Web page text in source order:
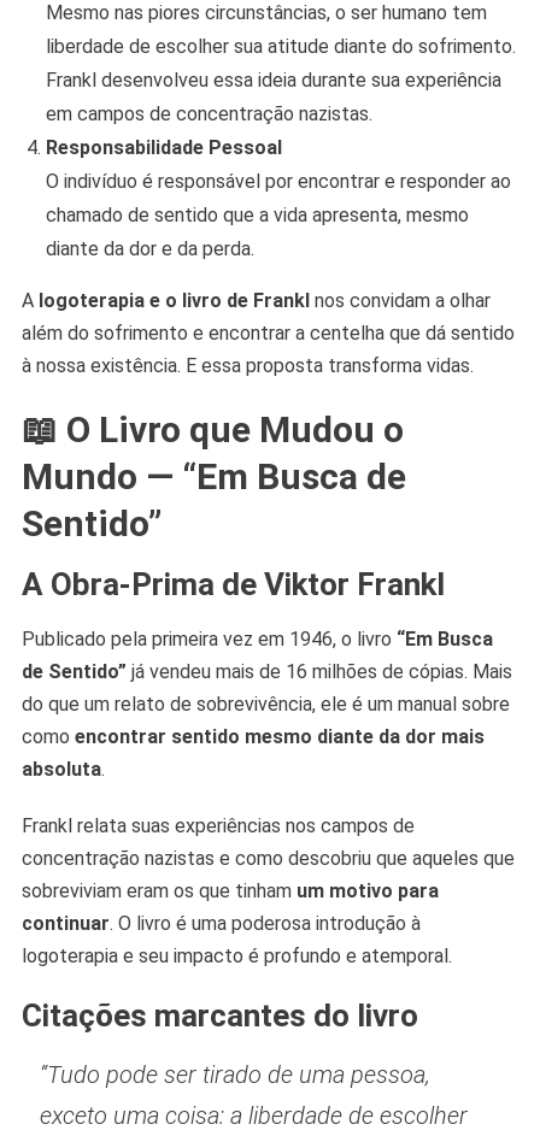
Mesmo nas piores circunstâncias, o ser humano tem
liberdade de escolher sua atitude diante do sofrimento.
Frankl desenvolveu essa ideia durante sua experiência
em campos de concentração nazistas.
Responsabilidade Pessoal
O indivíduo é responsável por encontrar e responder ao
chamado de sentido que a vida apresenta, mesmo
diante da dor e da perda.
A logoterapia e o livro de Frankl nos convidam a olhar
além do sofrimento e encontrar a centelha que dá sentido
à nossa existência. E essa proposta transforma vidas.
📖 O Livro que Mudou o
Mundo — “Em Busca de
Sentido”
A Obra-Prima de Viktor Frankl
Publicado pela primeira vez em 1946, o livro “Em Busca
de Sentido” já vendeu mais de 16 milhões de cópias. Mais
do que um relato de sobrevivência, ele é um manual sobre
como encontrar sentido mesmo diante da dor mais
absoluta.
Frankl relata suas experiências nos campos de
concentração nazistas e como descobriu que aqueles que
sobreviviam eram os que tinham um motivo para
continuar. O livro é uma poderosa introdução à
logoterapia e seu impacto é profundo e atemporal.
Citações marcantes do livro
“Tudo pode ser tirado de uma pessoa,
exceto uma coisa: a liberdade de escolher